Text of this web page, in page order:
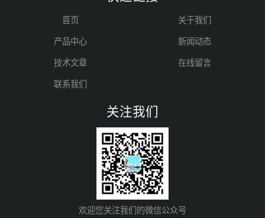
首页 关于我们
产品中心 新闻动态
技术文章 在线留言
联系我们
关注我们
欢迎您关注我们的微信公众号